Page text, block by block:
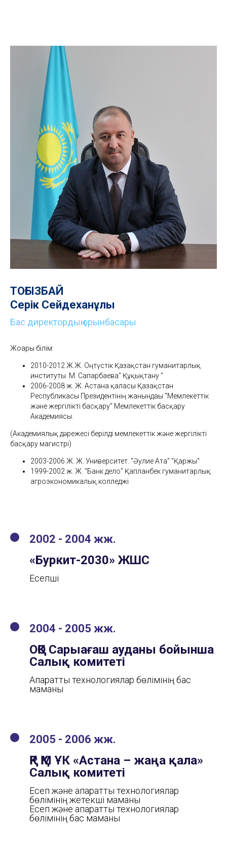
ТОҒЫЗБАЙ
Серік Сейдеханұлы
Бас директордың орынбасары
Жоғары білім:
2010-2012 Ж.Ж. Оңтүстік Қазақстан гуманитарлық
институты. М. Сапарбаева" Құқықтану "
2006-2008 ж. Ж. Астана қаласы Қазақстан
Республикасы Президентінің жанындағы "Мемлекеттік
және жергілікті басқару" Мемлекеттік басқару
Академиясы.
(Академиялық дәрежесі берілді мемлекеттік және жергілікті
басқару магистрі)
2003-2006 Ж. Ж. Университет. "Әулие Ата" "Қаржы"
1999-2002 ж. Ж. "Банк дело" Қапланбек гуманитарлық
агроэкономикалық колледжі
2002 - 2004 жж.
«Буркит-2030» ЖШС
Есепші
2004 - 2005 жж.
ОҚО Сарыағаш ауданы бойынша
Салық комитеті
Ақпараттық технологиялар бөлімінің бас
маманы
2005 - 2006 жж.
ҚР ҚМ ҰК «Астана – жаңа қала»
Салық комитеті
Есеп және ақпараттық технологиялар
бөлімінің жетекші маманы
Есеп және ақпараттық технологиялар
бөлімінің бас маманы